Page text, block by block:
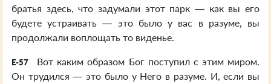
братья здесь, что задумали этот парк — как вы его
будете устраивать — это было у вас в разуме, вы
продолжали воплощать то виденье.
E-57
Вот каким образом Бог поступил с этим миром.
Он трудился — это было у Него в разуме. И, если вы